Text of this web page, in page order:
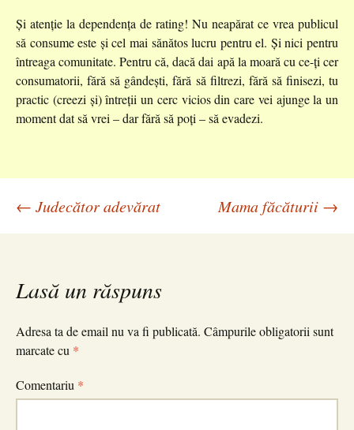
Și atenție la dependența de rating! Nu neapărat ce vrea publicul
să consume este și cel mai sănătos lucru pentru el. Și nici pentru
întreaga comunitate. Pentru că, dacă dai apă la moară cu ce-ți cer
consumatorii, fără să gândești, fără să filtrezi, fără să finisezi, tu
practic (creezi și) întreții un cerc vicios din care vei ajunge la un
moment dat să vrei – dar fără să poți – să evadezi.
Navigare
articole
← Judecător adevărat Mama făcăturii →
Lasă un răspuns
Adresa ta de email nu va fi publicată. Câmpurile obligatorii sunt
marcate cu *
Comentariu *